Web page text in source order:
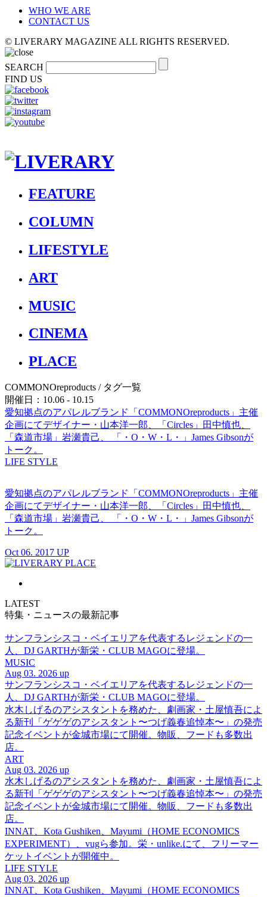
WHO WE ARE
CONTACT US
© LIVERARY MAGAZINE ALL RIGHTS RESERVED.
SEARCH
FIND US
FEATURE
COLUMN
LIFESTYLE
ART
MUSIC
CINEMA
PLACE
COMMONOreproducts / タグ一覧
開催日：10.06 - 10.15
愛知拠点のアパレルブランド「COMMONOreproducts」主催
企画にてデザイナー・山本洋一郎、「Circles」田中慎也、
「森道市場」岩瀬貴己、 「・O・W・L・」James Gibsonが
トーク。
LIFE STYLE
愛知拠点のアパレルブランド「COMMONOreproducts」主催
企画にてデザイナー・山本洋一郎、「Circles」田中慎也、
「森道市場」岩瀬貴己、 「・O・W・L・」James Gibsonが
トーク。
Oct 06. 2017 UP
LATEST
特集・ニュースの最新記事
サンフランシスコ・ベイエリアを代表するレジェンドの一
人、DJ GARTHが新栄・CLUB MAGOに登場。
MUSIC
Aug 03. 2026 up
サンフランシスコ・ベイエリアを代表するレジェンドの一
人、DJ GARTHが新栄・CLUB MAGOに登場。
水木しげるのアシスタントを務めた、劇画家・土屋慎吾によ
る新刊「ゲゲゲのアシスタント〜つげ義春追悼本〜」の発売
記念イベントが金城市場にて開催。物販、フードも多数出
店。
ART
Aug 03. 2026 up
水木しげるのアシスタントを務めた、劇画家・土屋慎吾によ
る新刊「ゲゲゲのアシスタント〜つげ義春追悼本〜」の発売
記念イベントが金城市場にて開催。物販、フードも多数出
店。
INNAT、Kota Gushiken、Mayumi（HOME ECONOMICS
EXPERIMENT）、vugら参加。栄・unlike.にて、フリーマー
ケットイベントが開催中。
LIFE STYLE
Aug 03. 2026 up
INNAT、Kota Gushiken、Mayumi（HOME ECONOMICS